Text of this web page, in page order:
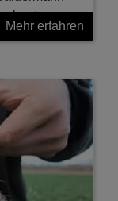
Mehr erfahren